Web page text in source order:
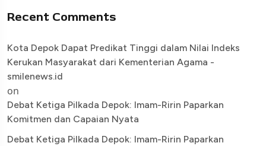
Recent Comments
Kota Depok Dapat Predikat Tinggi dalam Nilai Indeks
Kerukan Masyarakat dari Kementerian Agama -
smilenews.id
on
Debat Ketiga Pilkada Depok: Imam-Ririn Paparkan
Komitmen dan Capaian Nyata
Debat Ketiga Pilkada Depok: Imam-Ririn Paparkan